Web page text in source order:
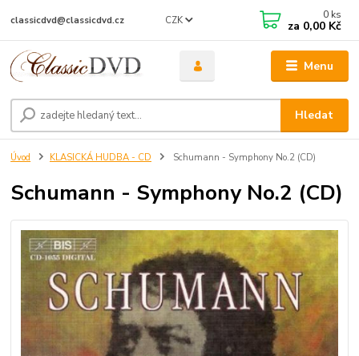
Menu
CZK
Hledat
classicdvd@classicdvd.cz 0 ks
za 0,00 Kč
Úvod KLASICKÁ HUDBA - CD Schumann - Symphony No.2 (CD)
Schumann - Symphony No.2 (CD)